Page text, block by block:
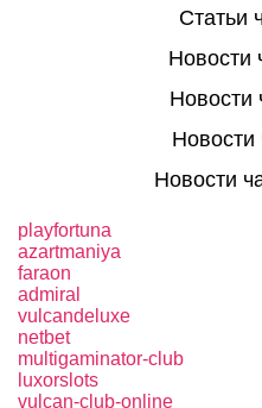
Статьи
Новости
Новости
Новости
Новости
playfortuna
azartmaniya
faraon
admiral
vulcandeluxe
netbet
multigaminator-club
luxorslots
vulcan-club-online